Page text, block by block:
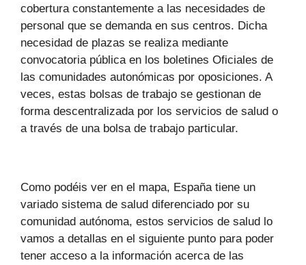
cobertura constantemente a las necesidades de
personal que se demanda en sus centros. Dicha
necesidad de plazas se realiza mediante
convocatoria pública en los boletines Oficiales de
las comunidades autonómicas por oposiciones. A
veces, estas bolsas de trabajo se gestionan de
forma descentralizada por los servicios de salud o
a través de una bolsa de trabajo particular.
Como podéis ver en el mapa, España tiene un
variado sistema de salud diferenciado por su
comunidad autónoma, estos servicios de salud lo
vamos a detallas en el siguiente punto para poder
tener acceso a la información acerca de las